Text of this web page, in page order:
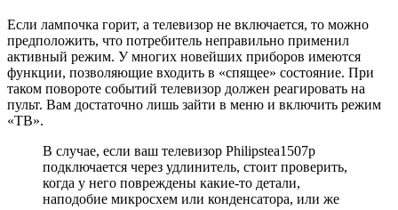
Если лампочка горит, а телевизор не включается, то можно
предположить, что потребитель неправильно применил
активный режим. У многих новейших приборов имеются
функции, позволяющие входить в «спящее» состояние. При
таком повороте событий телевизор должен реагировать на
пульт. Вам достаточно лишь зайти в меню и включить режим
«ТВ».
В случае, если ваш телевизор Philipstea1507p
подключается через удлинитель, стоит проверить,
когда у него повреждены какие-то детали,
наподобие микросхем или конденсатора, или же